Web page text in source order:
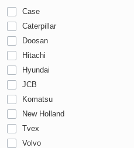
Case
Caterpillar
Doosan
Hitachi
Hyundai
JCB
Komatsu
New Holland
Tvex
Volvo